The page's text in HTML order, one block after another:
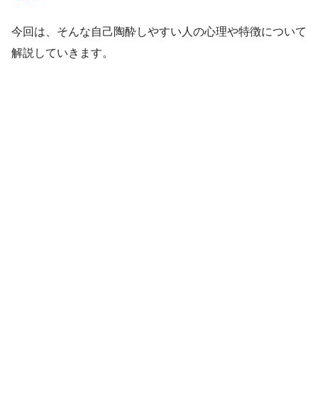
今回は、そんな自己陶酔しやすい人の心理や特徴について
解説していきます。